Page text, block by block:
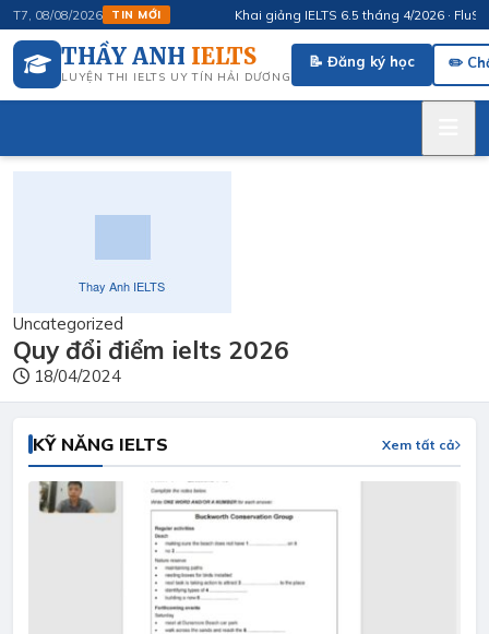
T7, 08/08/2026 TIN MỚI Khai giảng IELTS 6.5 tháng 4/2026 ·
THẦY ANH IELTS
LUYỆN THI IELTS UY TÍN HẢI DƯƠNG
📝 Đăng ký học ✏️
Uncategorized
Quy đổi điểm ielts 2026
18/04/2024
KỸ NĂNG IELTS Xem tất cả